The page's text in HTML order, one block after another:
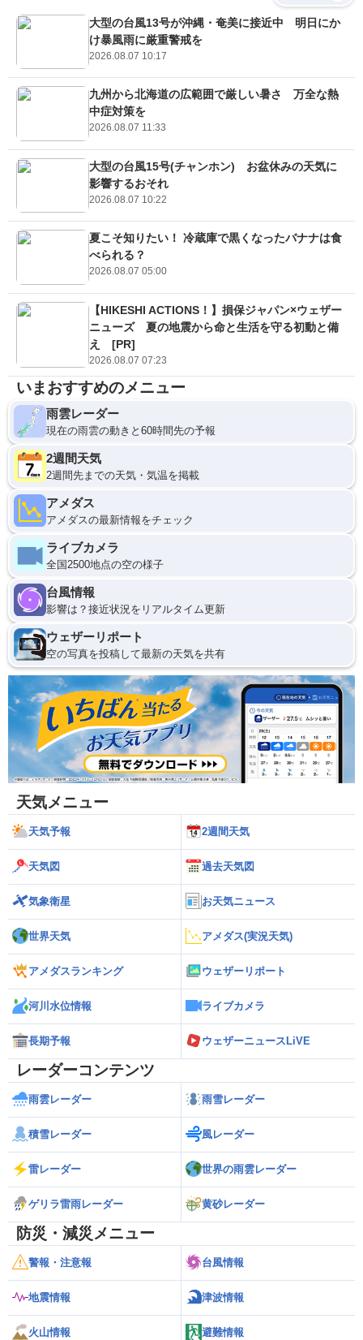
大型の台風13号が沖縄・奄美に接近中 明日にか
け暴風雨に厳重警戒を
2026.08.07 10:17
九州から北海道の広範囲で厳しい暑さ 万全な熱
中症対策を
2026.08.07 11:33
大型の台風15号(チャンホン) お盆休みの天気に
影響するおそれ
2026.08.07 10:22
夏こそ知りたい！ 冷蔵庫で黒くなったバナナは食
べられる？
2026.08.07 05:00
【HIKESHI ACTIONS！】損保ジャパン×ウェザー
ニューズ 夏の地震から命と生活を守る初動と備
え [PR]
2026.08.07 07:23
いまおすすめのメニュー
雨雲レーダー
現在の雨雲の動きと60時間先の予報
2週間天気
2週間先までの天気・気温を掲載
アメダス
アメダスの最新情報をチェック
ライブカメラ
全国2500地点の空の様子
台風情報
影響は？接近状況をリアルタイム更新
ウェザーリポート
空の写真を投稿して最新の天気を共有
天気メニュー
天気予報 2週間天気
天気図 過去天気図
気象衛星 お天気ニュース
世界天気 アメダス(実況天気)
アメダスランキング ウェザーリポート
河川水位情報 ライブカメラ
長期予報 ウェザーニュースLiVE
レーダーコンテンツ
雨雲レーダー 雨雪レーダー
積雪レーダー 風レーダー
雷レーダー 世界の雨雲レーダー
ゲリラ雷雨レーダー 黄砂レーダー
防災・減災メニュー
警報・注意報 台風情報
地震情報 津波情報
火山情報 避難情報